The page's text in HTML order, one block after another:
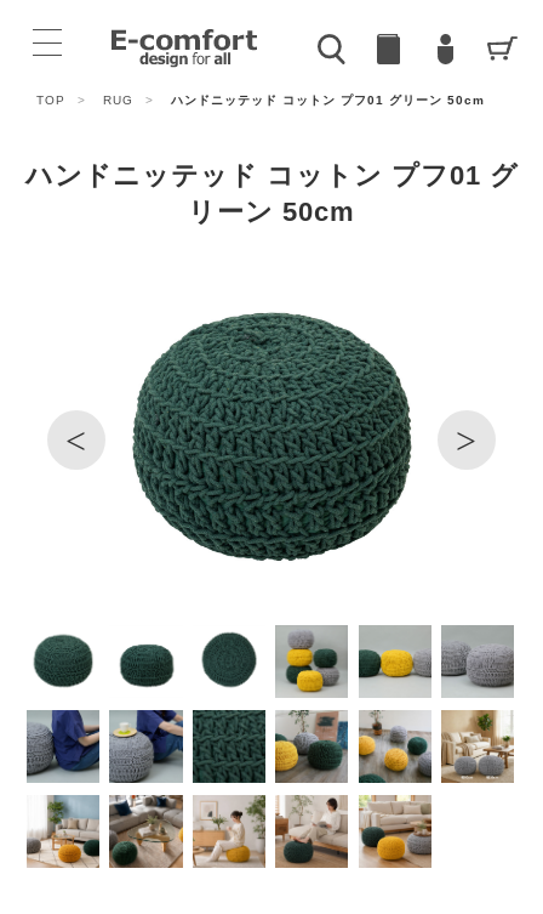
TOP > RUG > ハンドニッテッド コットン プフ01 グリーン 50cm
ハンドニッテッド コットン プフ01 グ
リーン 50cm
< >